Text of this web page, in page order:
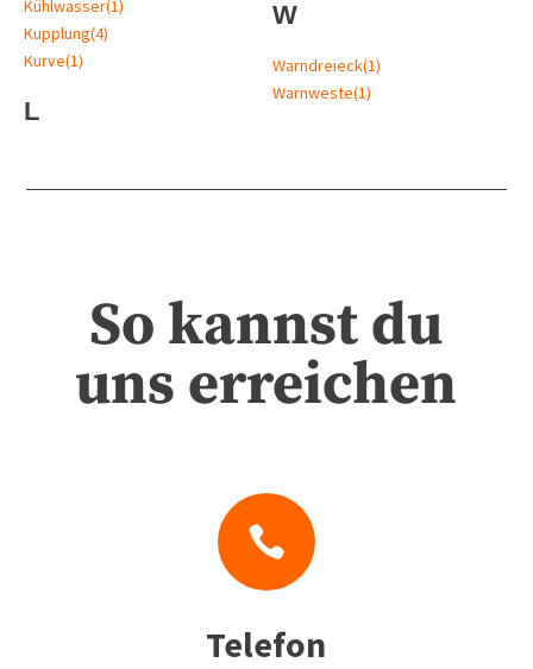
Kühlwasser(1)
Kupplung(4)
Kurve(1)
L
W
Warndreieck(1)
Warnweste(1)
So kannst du
uns erreichen

Telefon